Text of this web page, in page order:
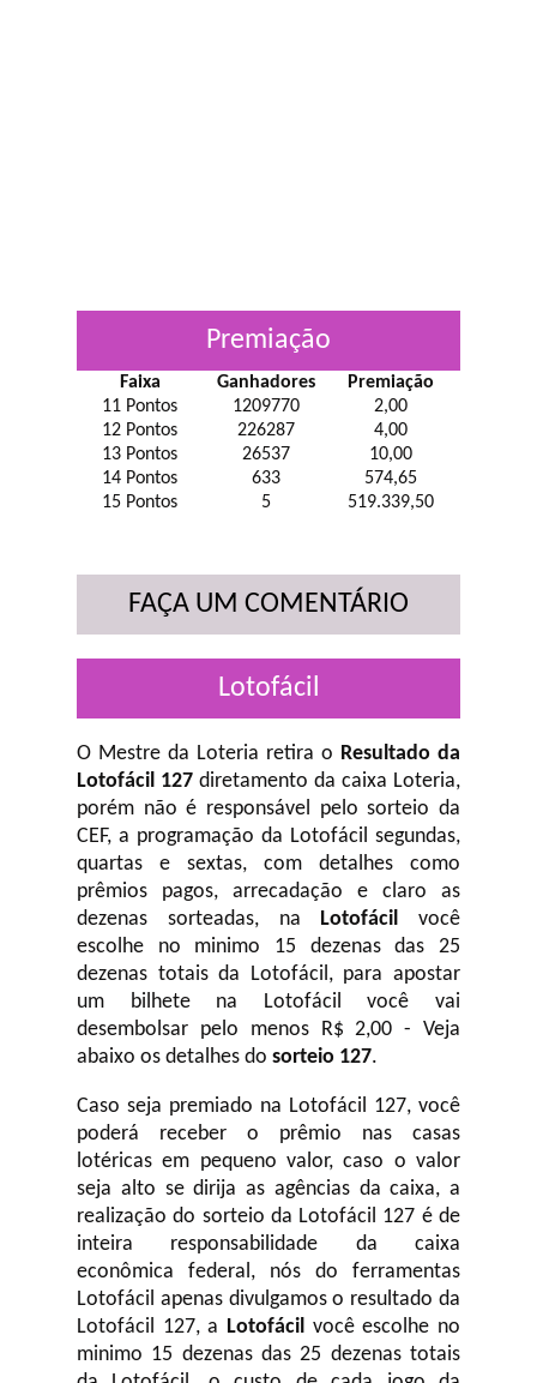
Premiação
Faixa Ganhadores
Premiação
11 Pontos
1209770
2,00
12 Pontos
226287
4,00
13 Pontos
26537
10,00
14 Pontos
633
574,65
15 Pontos
5 519.339,50
FAÇA UM COMENTÁRIO
Lotofácil
O Mestre da Loteria retira o Resultado da
Lotofácil 127 diretamento da caixa Loteria,
porém não é responsável pelo sorteio da
CEF, a programação da Lotofácil segundas,
quartas e sextas, com detalhes como
prêmios pagos, arrecadação e claro as
dezenas sorteadas, na Lotofácil você
escolhe no minimo 15 dezenas das 25
dezenas totais da Lotofácil, para apostar
um bilhete na Lotofácil você vai
desembolsar pelo menos R$ 2,00 - Veja
abaixo os detalhes do sorteio 127.
Caso seja premiado na Lotofácil 127, você
poderá receber o prêmio nas casas
lotéricas em pequeno valor, caso o valor
seja alto se dirija as agências da caixa, a
realização do sorteio da Lotofácil 127 é de
inteira responsabilidade da caixa
econômica federal, nós do ferramentas
Lotofácil apenas divulgamos o resultado da
Lotofácil 127, a Lotofácil você escolhe no
minimo 15 dezenas das 25 dezenas totais